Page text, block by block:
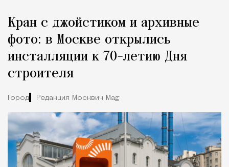
Кран с джойстиком и архивные
фото: в Москве открылись
инсталляции к 70-летию Дня
строителя
Город Редакция Москвич Mag